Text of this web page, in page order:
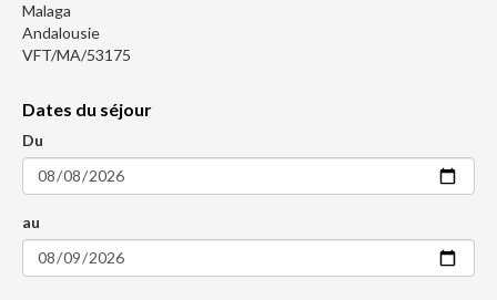
Malaga
Andalousie
VFT/MA/53175
Dates du séjour
Du
au